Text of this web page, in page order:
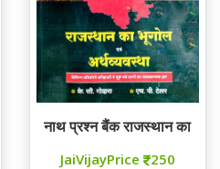
नाथ प्रश्न बैंक राजस्थान का
JaiVijayPrice 250